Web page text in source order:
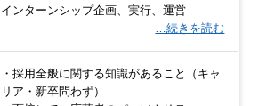
インターンシップ企画、実行、運営
…続きを読む
・採用全般に関する知識があること（キャ
リア・新卒問わず）